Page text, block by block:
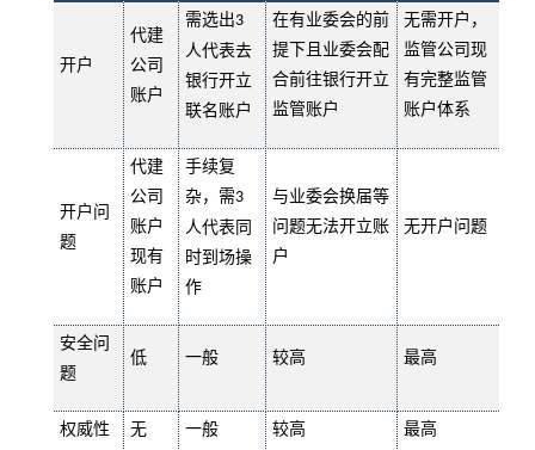
开户
代建
公司
账户
需选出3
人代表去
银行开立
联名账户
在有业委会的前
提下且业委会配
合前往银行开立
监管账户
无需开户，
监管公司现
有完整监管
账户体系
开户问
题
代建
公司
账户
现有
账户
手续复
杂，需3
人代表同
时到场操
作
与业委会换届等
问题无法开立账
户
无开户问题
安全问
题
低 一般 较高 最高
权威性 无 一般 较高 最高